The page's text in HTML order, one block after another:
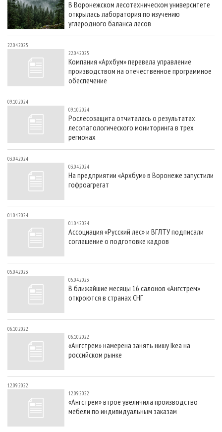
СУШКА ДРЕВЕСИНЫ
ПРОИЗВОДСТВО ДРЕВЕСНЫХ ПЛИТ
ДЕРЕВЯННОЕ ДОМОСТРОЕНИЕ
ПРОИЗВОДСТВО МЕБЕЛИ
БИОЭНЕРГЕТИКА
ЦБП
ИНСТРУМЕНТ И МАТЕРИАЛЫ
ПЕРСОНЫ
МОБИЛЬНЫЕ ВЫСТАВКИ
ПРИОРИТЕТНЫЕ ИНВЕСТПРОЕКТЫ
RUSSIAN FORESTRY REVIEW
ГАЗЕТА ЛЕСПРОМФОРУМ
БИБЛИОТЕКА СПЕЦИАЛИСТА
КОНТАКТЫ
РЕКЛАМА
РЕКЛАМА НА САЙТЕ
В Воронежском лесотехническом университете
открылась лаборатория по изучению
углеродного баланса лесов
22.04.2025
22.04.2025
Компания «Архбум» перевела управление
производством на отечественное программное
обеспечение
09.10.2024
09.10.2024
Рослесозащита отчиталась о результатах
лесопатологического мониторинга в трех
регионах
03.04.2024
03.04.2024
На предприятии «Архбум» в Воронеже запустили
гофроагрегат
01.04.2024
01.04.2024
Ассоциация «Русский лес» и ВГЛТУ подписали
соглашение о подготовке кадров
05.04.2023
05.04.2023
В ближайшие месяцы 16 салонов «Ангстрем»
откроются в странах СНГ
06.10.2022
06.10.2022
«Ангстрем» намерена занять нишу Ikea на
российском рынке
12.09.2022
12.09.2022
«Ангстрем» втрое увеличила производство
мебели по индивидуальным заказам